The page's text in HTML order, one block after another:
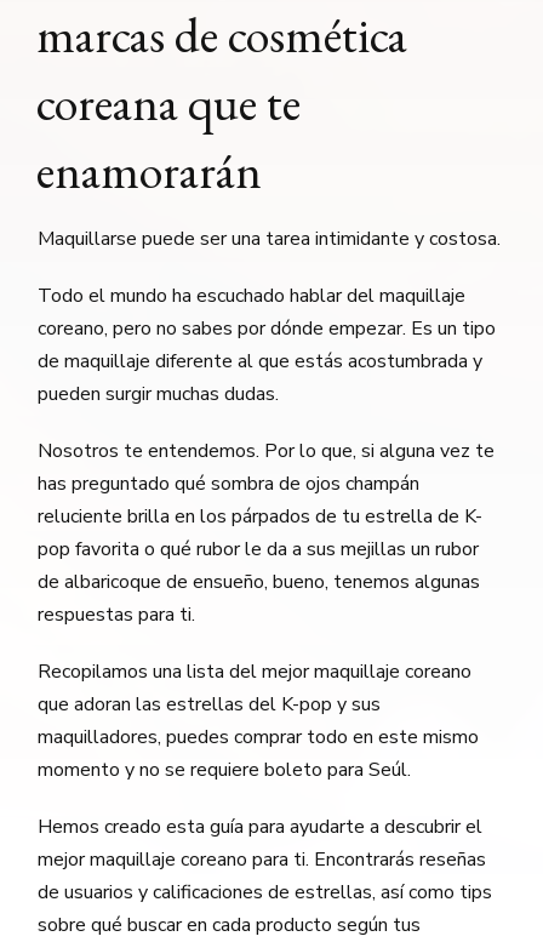
marcas de cosmética
coreana que te
enamorarán
Maquillarse puede ser una tarea intimidante y costosa.
Todo el mundo ha escuchado hablar del maquillaje
coreano, pero no sabes por dónde empezar. Es un tipo
de maquillaje diferente al que estás acostumbrada y
pueden surgir muchas dudas.
Nosotros te entendemos. Por lo que, si alguna vez te
has preguntado qué sombra de ojos champán
reluciente brilla en los párpados de tu estrella de K-
pop favorita o qué rubor le da a sus mejillas un rubor
de albaricoque de ensueño, bueno, tenemos algunas
respuestas para ti.
Recopilamos una lista del mejor maquillaje coreano
que adoran las estrellas del K-pop y sus
maquilladores, puedes comprar todo en este mismo
momento y no se requiere boleto para Seúl.
Hemos creado esta guía para ayudarte a descubrir el
mejor maquillaje coreano para ti. Encontrarás reseñas
de usuarios y calificaciones de estrellas, así como tips
sobre qué buscar en cada producto según tus